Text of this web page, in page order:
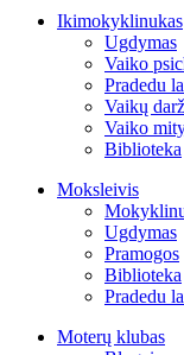
Ikimokyklinukas
Ugdymas
Vaiko
Pradedu
Vaikų
Vaiko
Biblioteka
Moksleivis
Ugdymas
Pramogos
Biblioteka
Pradedu
Moterų klubas